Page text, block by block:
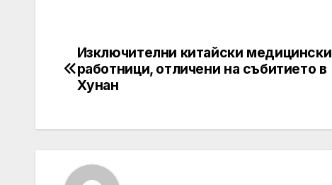
Post
navigation
Изключителни китайски медицински
работници, отличени на събитието в
Хунан